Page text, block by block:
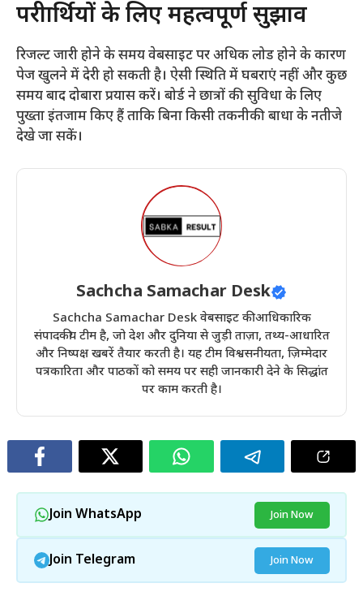
​परीक्षार्थियों के लिए महत्वपूर्ण सुझाव
​रिजल्ट जारी होने के समय वेबसाइट पर अधिक लोड होने के कारण
पेज खुलने में देरी हो सकती है। ऐसी स्थिति में घबराएं नहीं और कुछ
समय बाद दोबारा प्रयास करें। बोर्ड ने छात्रों की सुविधा के लिए
पुख्ता इंतजाम किए हैं ताकि बिना किसी तकनीकी बाधा के नतीजे
देखे जा सकें।
Sachcha Samachar Desk
Sachcha Samachar Desk वेबसाइट की आधिकारिक
संपादकीय टीम है, जो देश और दुनिया से जुड़ी ताज़ा, तथ्य-आधारित
और निष्पक्ष खबरें तैयार करती है। यह टीम विश्वसनीयता, ज़िम्मेदार
पत्रकारिता और पाठकों को समय पर सही जानकारी देने के सिद्धांत
पर काम करती है।
Join WhatsApp Join Now
Join Telegram Join Now